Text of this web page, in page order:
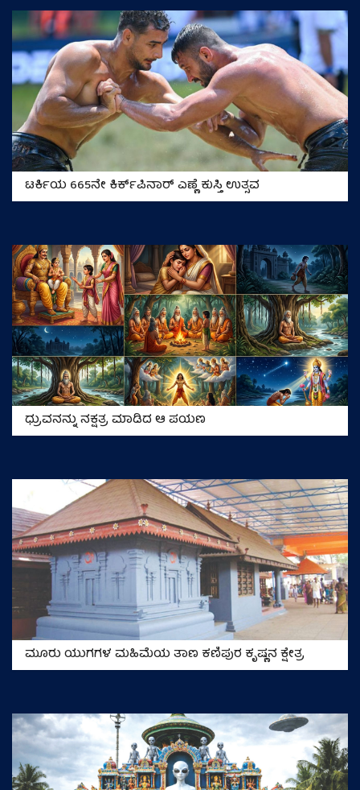
ಟರ್ಕಿಯ 665ನೇ ಕಿರ್ಕ್‌ಪಿನಾರ್ ಎಣ್ಣೆ ಕುಸ್ತಿ ಉತ್ಸವ
ಧ್ರುವನನ್ನು ನಕ್ಷತ್ರ ಮಾಡಿದ ಆ ಪಯಣ
ಮೂರು ಯುಗಗಳ ಮಹಿಮೆಯ ತಾಣ ಕಣಿಪುರ ಕೃಷ್ಣನ ಕ್ಷೇತ್ರ